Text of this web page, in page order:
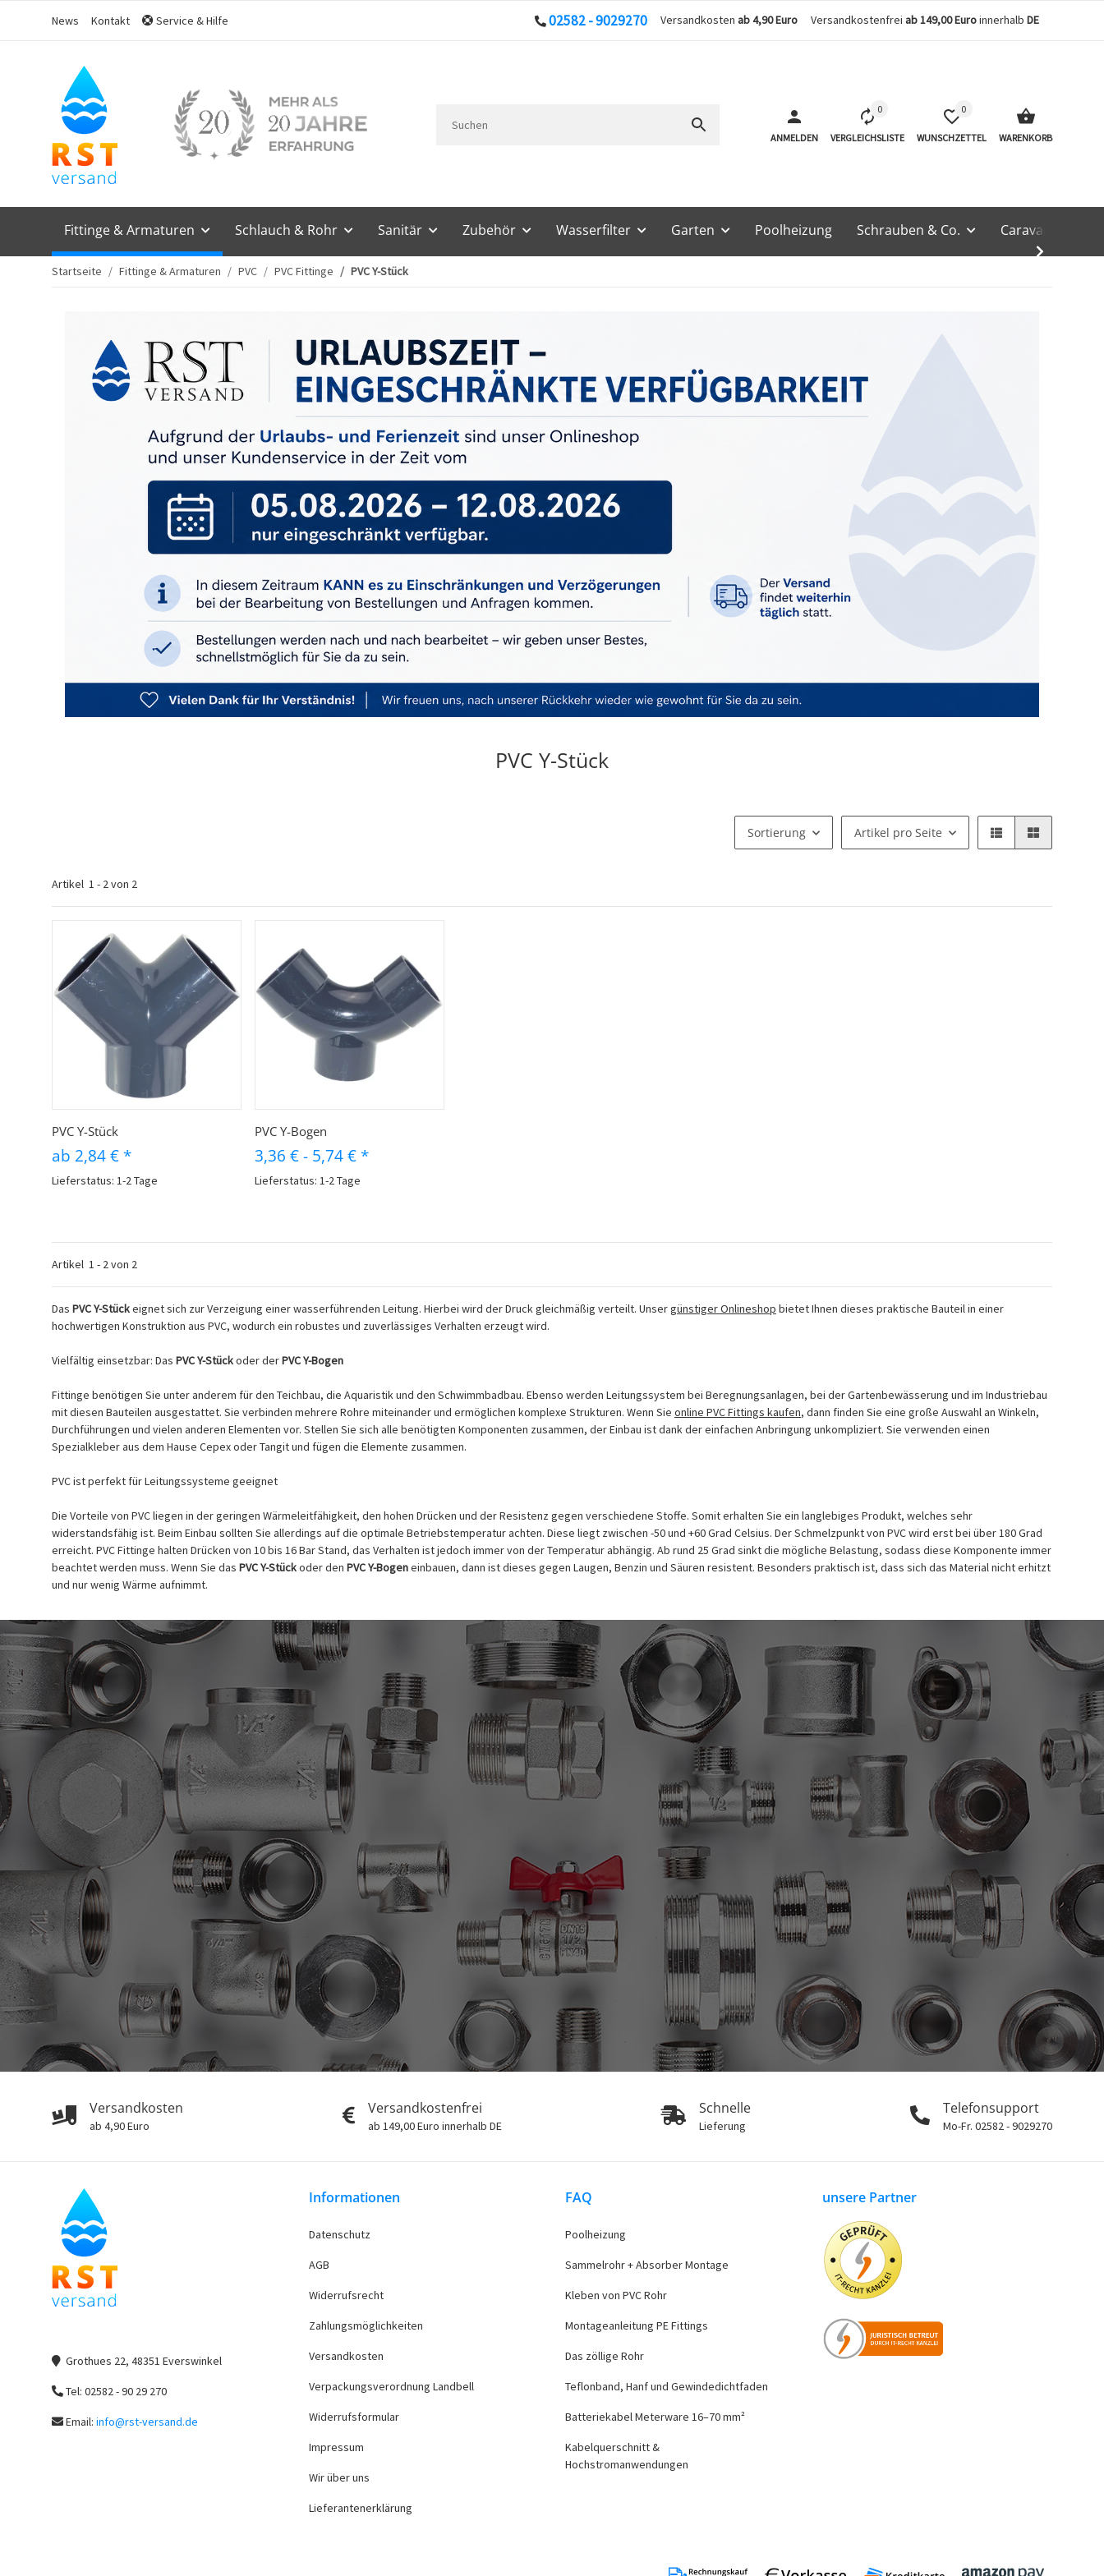
News Kontakt Service & Hilfe 02582 - 9029270 Versandkosten ab 4,90 Euro Versandkostenfrei ab 149,00 Euroinnerhalb DE
ANMELDEN
0
VERGLEICHSLISTE
0
WUNSCHZETTEL WARENKORB
Fittinge & Armaturen Schlauch & Rohr Sanitär Zubehör Wasserfilter Garten Poolheizung Schrauben & Co. Caravan &
Startseite Fittinge & Armaturen PVC PVC Fittinge PVC Y-Stück
PVC Y-Stück
Sortierung Artikel pro Seite
Artikel 1 - 2von 2
Schnellkauf
PVC Y-Stück
ab 2,84 € *
Lieferstatus: 1-2 Tage
Schnellkauf
PVC Y-Bogen
3,36 €- 5,74 € *
Lieferstatus: 1-2 Tage
Artikel 1 - 2von 2
Das PVC Y-Stückeignet sich zur Verzeigung einer wasserführenden Leitung. Hierbei wird der Druck gleichmäßig verteilt. Unsergünstiger Onlineshop bietet Ihnen dieses praktische Bauteil in einer
hochwertigen Konstruktion aus PVC, wodurch ein robustes und zuverlässiges Verhalten erzeugt wird.
Vielfältig einsetzbar: Das PVC Y-Stückoder derPVC Y-Bogen
Fittinge benötigen Sie unter anderem für den Teichbau, die Aquaristik und den Schwimmbadbau. Ebenso werden Leitungssystem bei Beregnungsanlagen, bei der Gartenbewässerung und im Industriebau
mit diesen Bauteilen ausgestattet. Sie verbinden mehrere Rohre miteinander und ermöglichen komplexe Strukturen. Wenn Sie online PVC Fittings kaufen, dann finden Sie eine große Auswahl an Winkeln,
Durchführungen und vielen anderen Elementen vor. Stellen Sie sich alle benötigten Komponenten zusammen, der Einbau ist dank der einfachen Anbringung unkompliziert. Sie verwenden einen
Spezialkleber aus dem Hause Cepex oder Tangit und fügen die Elemente zusammen.
PVC ist perfekt für Leitungssysteme geeignet
Die Vorteile von PVC liegen in der geringen Wärmeleitfähigkeit, den hohen Drücken und der Resistenz gegen verschiedene Stoffe. Somit erhalten Sie ein langlebiges Produkt, welches sehr
widerstandsfähig ist. Beim Einbau sollten Sie allerdings auf die optimale Betriebstemperatur achten. Diese liegt zwischen -50 und +60 Grad Celsius. Der Schmelzpunkt von PVC wird erst bei über 180 Grad
erreicht. PVC Fittinge halten Drücken von 10 bis 16 Bar Stand, das Verhalten ist jedoch immer von der Temperatur abhängig. Ab rund 25 Grad sinkt die mögliche Belastung, sodass diese Komponente immer
beachtet werden muss. Wenn Sie das PVC Y-Stückoder den PVC Y-Bogeneinbauen, dann ist dieses gegen Laugen, Benzin und Säuren resistent. Besonders praktisch ist, dass sich das Material nicht erhitzt
und nur wenig Wärme aufnimmt.
Versandkosten
ab 4,90 Euro
Versandkostenfrei
ab 149,00 Euro innerhalb DE
Schnelle
Lieferung
Telefonsupport
Mo-Fr. 02582 - 9029270
Grothues 22, 48351 Everswinkel
Tel: 02582 - 90 29 270
Email: info@rst-versand.de
Informationen
Datenschutz
AGB
Widerrufsrecht
Zahlungsmöglichkeiten
Versandkosten
Verpackungsverordnung Landbell
Widerrufsformular
Impressum
Wir über uns
Lieferantenerklärung
FAQ
Poolheizung
Sammelrohr + Absorber Montage
Kleben von PVC Rohr
Montageanleitung PE Fittings
Das zöllige Rohr
Teflonband, Hanf und Gewindedichtfaden
Batteriekabel Meterware 16–70 mm²
Kabelquerschnitt &
Hochstromanwendungen
unsere Partner